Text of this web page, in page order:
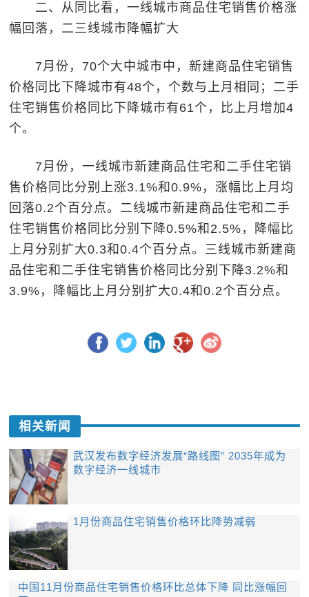
二、从同比看，一线城市商品住宅销售价格涨
幅回落，二三线城市降幅扩大
7月份，70个大中城市中，新建商品住宅销售
价格同比下降城市有48个，个数与上月相同；二手
住宅销售价格同比下降城市有61个，比上月增加4
个。
7月份，一线城市新建商品住宅和二手住宅销
售价格同比分别上涨3.1%和0.9%，涨幅比上月均
回落0.2个百分点。二线城市新建商品住宅和二手
住宅销售价格同比分别下降0.5%和2.5%，降幅比
上月分别扩大0.3和0.4个百分点。三线城市新建商
品住宅和二手住宅销售价格同比分别下降3.2%和
3.9%，降幅比上月分别扩大0.4和0.2个百分点。
相关新闻
武汉发布数字经济发展“路线图” 2035年成为
数字经济一线城市
1月份商品住宅销售价格环比降势减弱
中国11月份商品住宅销售价格环比总体下降 同比涨幅回